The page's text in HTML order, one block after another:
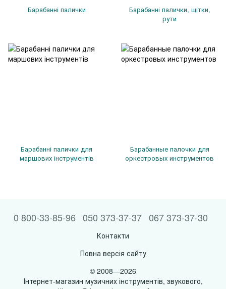
Барабанні палички
Барабанні палички, щітки,
рути
Барабанні палички для
маршових інструментів
Барабанные палочки для
оркестровых инструментов
0 800-33-85-96 050 373-37-37 067 373-37-30
Контакти
Повна версія сайту
© 2008—2026
Інтернет-магазин музичних інструментів, звукового,